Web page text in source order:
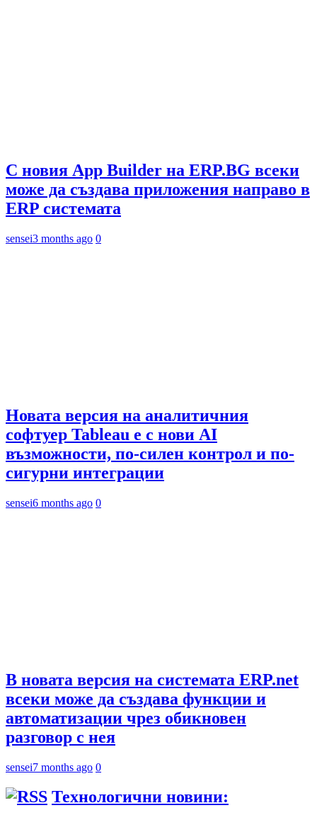
С новия App Builder на ERP.BG всеки
може да създава приложения направо в
ERP системата
sensei3 months ago 0
Новата версия на аналитичния
софтуер Tableau е с нови AI
възможности, по-силен контрол и по-
сигурни интеграции
sensei6 months ago 0
В новата версия на системата ERP.net
всеки може да създава функции и
автоматизации чрез обикновен
разговор с нея
sensei7 months ago 0
Технологични новини: